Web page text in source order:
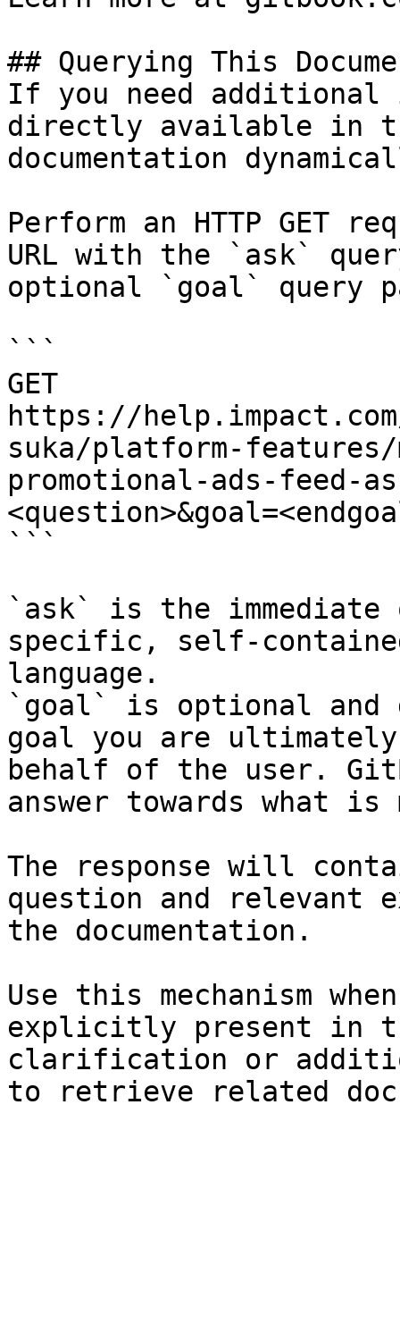
## Querying This
If you need
directly available in
documentation
Perform an HTTP GET
URL with the `ask`
optional `goal` query
```
GET
https://
suka/platform-
promotional-ads-feed-
```
`ask` is the
specific, self-
language.
`goal` is optional and
goal you are
behalf of the user.
answer towards what
The response will
question and relevant
the documentation.
Use this mechanism
explicitly present in
clarification or